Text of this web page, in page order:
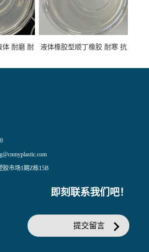
体 耐磨 耐
液体橡胶型顺丁橡胶 耐寒 抗
胶市场1期Z栋15B
即刻联系我们吧！
提交留言